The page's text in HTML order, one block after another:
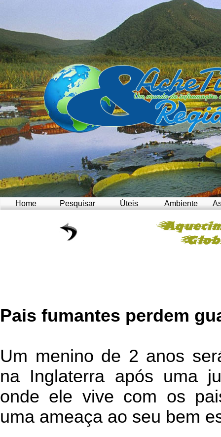
Home Pesquisar Úteis Ambiente
Pais fumantes perdem
Um menino de 2 anos
na Inglaterra após uma
onde ele vive com os
uma ameaça ao seu bem